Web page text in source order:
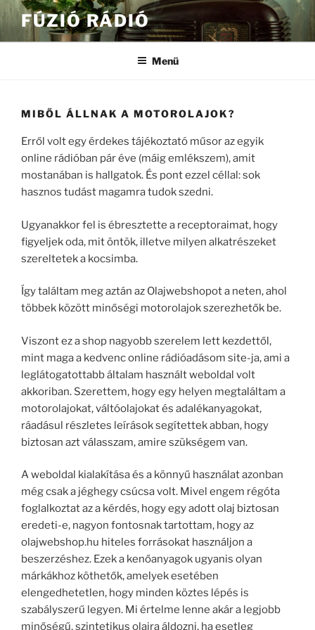
Tartalomhoz
FÚZIÓ RÁDIÓ
Menü
MIBŐL ÁLLNAK A MOTOROLAJOK?
Erről volt egy érdekes tájékoztató műsor az egyik
online rádióban pár éve (máig emlékszem), amit
mostanában is hallgatok. És pont ezzel céllal: sok
hasznos tudást magamra tudok szedni.
Ugyanakkor fel is ébresztette a receptoraimat, hogy
figyeljek oda, mit öntök, illetve milyen alkatrészeket
szereltetek a kocsimba.
Így találtam meg aztán az Olajwebshopot a neten, ahol
többek között minőségi motorolajok szerezhetők be.
Viszont ez a shop nagyobb szerelem lett kezdettől,
mint maga a kedvenc online rádióadásom site-ja, ami a
leglátogatottabb általam használt weboldal volt
akkoriban. Szerettem, hogy egy helyen megtaláltam a
motorolajokat, váltóolajokat és adalékanyagokat,
ráadásul részletes leírások segítettek abban, hogy
biztosan azt válasszam, amire szükségem van.
A weboldal kialakítása és a könnyű használat azonban
még csak a jéghegy csúcsa volt. Mivel engem régóta
foglalkoztat az a kérdés, hogy egy adott olaj biztosan
eredeti-e, nagyon fontosnak tartottam, hogy az
olajwebshop.hu hiteles forrásokat használjon a
beszerzéshez. Ezek a kenőanyagok ugyanis olyan
márkákhoz köthetők, amelyek esetében
elengedhetetlen, hogy minden köztes lépés is
szabályszerű legyen. Mi értelme lenne akár a legjobb
minőségű, szintetikus olajra áldozni, ha esetleg